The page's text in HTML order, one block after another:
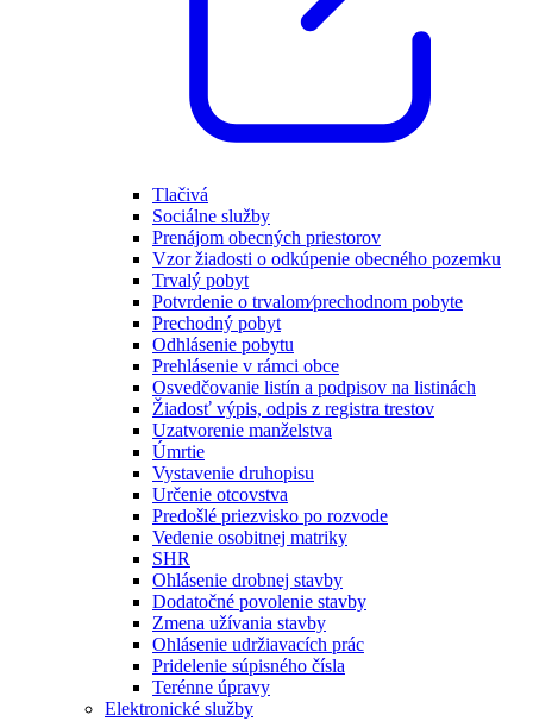
Tlačivá
Sociálne služby
Prenájom obecných priestorov
Vzor žiadosti o odkúpenie obecného pozemku
Trvalý pobyt
Potvrdenie o trvalom⁄prechodnom pobyte
Prechodný pobyt
Odhlásenie pobytu
Prehlásenie v rámci obce
Osvedčovanie listín a podpisov na listinách
Žiadosť výpis, odpis z registra trestov
Uzatvorenie manželstva
Úmrtie
Vystavenie druhopisu
Určenie otcovstva
Predošlé priezvisko po rozvode
Vedenie osobitnej matriky
SHR
Ohlásenie drobnej stavby
Dodatočné povolenie stavby
Zmena užívania stavby
Ohlásenie udržiavacích prác
Pridelenie súpisného čísla
Terénne úpravy
Elektronické služby